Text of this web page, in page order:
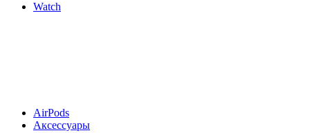
Watch
AirPods
Аксессуары